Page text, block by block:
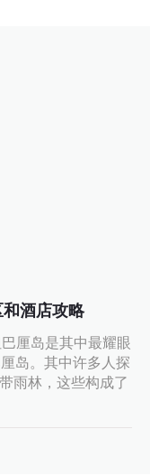
酒店攻略
厘岛是其中最耀眼
岛。其中许多人探
雨林，这些构成了